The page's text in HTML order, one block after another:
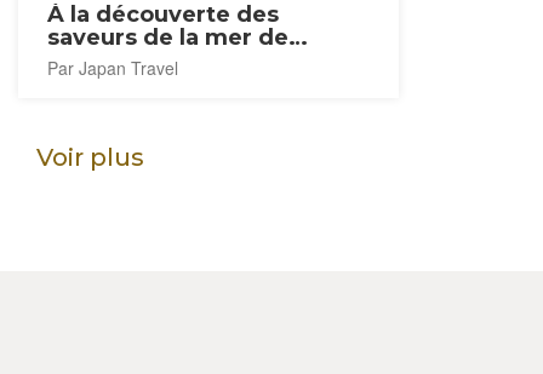
À la découverte des
saveurs de la mer de
Choshi
Par Japan Travel
Voir plus